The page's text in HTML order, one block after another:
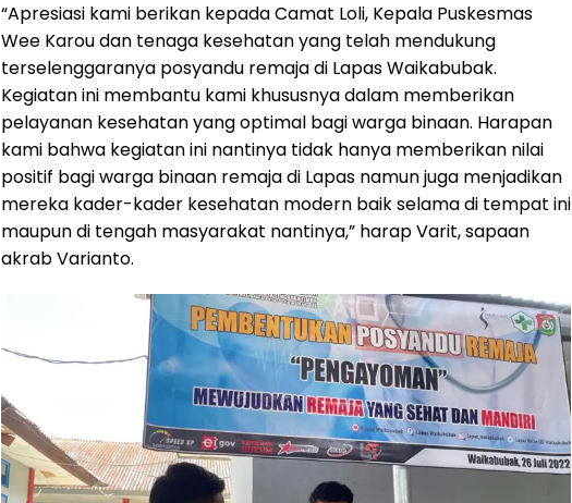
“Apresiasi kami berikan kepada Camat Loli, Kepala Puskesmas
Wee Karou dan tenaga kesehatan yang telah mendukung
terselenggaranya posyandu remaja di Lapas Waikabubak.
Kegiatan ini membantu kami khususnya dalam memberikan
pelayanan kesehatan yang optimal bagi warga binaan. Harapan
kami bahwa kegiatan ini nantinya tidak hanya memberikan nilai
positif bagi warga binaan remaja di Lapas namun juga menjadikan
mereka kader-kader kesehatan modern baik selama di tempat ini
maupun di tengah masyarakat nantinya,” harap Varit, sapaan
akrab Varianto.